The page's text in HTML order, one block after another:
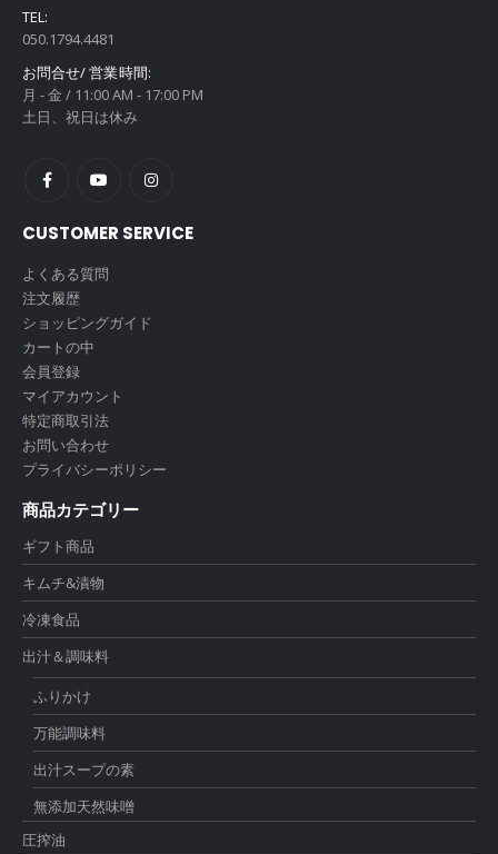
TEL:
050.1794.4481
お問合せ/ 営業時間:
月 - 金 / 11:00 AM - 17:00 PM
土日、祝日は休み
CUSTOMER SERVICE
よくある質問
注文履歴
ショッピングガイド
カートの中
会員登録
マイアカウント
特定商取引法
お問い合わせ
プライバシーポリシー
商品カテゴリー
ギフト商品
キムチ&漬物
冷凍食品
出汁＆調味料
ふりかけ
万能調味料
出汁スープの素
無添加天然味噌
圧搾油